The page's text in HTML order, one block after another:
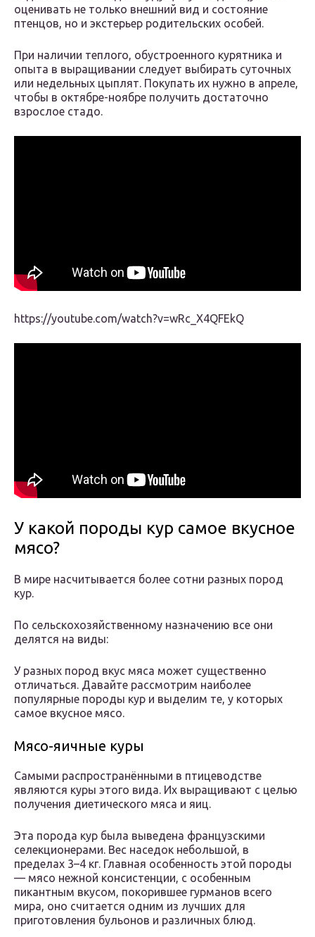
оценивать не только внешний вид и состояние
птенцов, но и экстерьер родительских особей.
При наличии теплого, обустроенного курятника и
опыта в выращивании следует выбирать суточных
или недельных цыплят. Покупать их нужно в апреле,
чтобы в октябре-ноябре получить достаточно
взрослое стадо.
https://youtube.com/watch?v=wRc_X4QFEkQ
У какой породы кур самое вкусное
мясо?
В мире насчитывается более сотни разных пород
кур.
По сельскохозяйственному назначению все они
делятся на виды:
У разных пород вкус мяса может существенно
отличаться. Давайте рассмотрим наиболее
популярные породы кур и выделим те, у которых
самое вкусное мясо.
Мясо-яичные куры
Самыми распространёнными в птицеводстве
являются куры этого вида. Их выращивают с целью
получения диетического мяса и яиц.
Эта порода кур была выведена французскими
селекционерами. Вес наседок небольшой, в
пределах 3–4 кг. Главная особенность этой породы
— мясо нежной консистенции, с особенным
пикантным вкусом, покорившее гурманов всего
мира, оно считается одним из лучших для
приготовления бульонов и различных блюд.